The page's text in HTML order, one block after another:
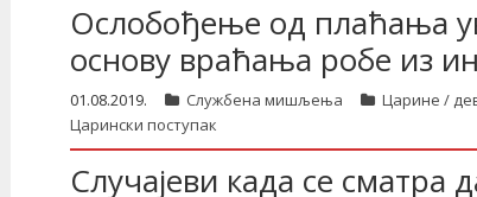
Ослобођење од плаћања
основу враћања робе из
01.08.2019. Службена мишљења Царине /
Царински поступак
Случајеви када се